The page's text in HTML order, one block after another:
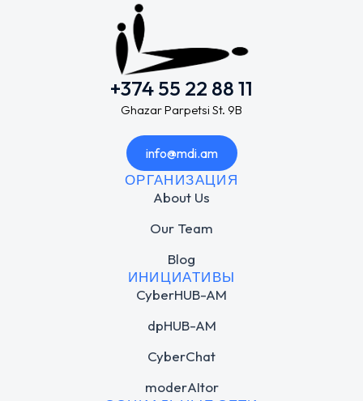
+374 55 22 88 11
Ghazar Parpetsi St. 9B
info@mdi.am
ОРГАНИЗАЦИЯ
About Us
Our Team
Blog
ИНИЦИАТИВЫ
CyberHUB-AM
dpHUB-AM
CyberChat
moderAItor